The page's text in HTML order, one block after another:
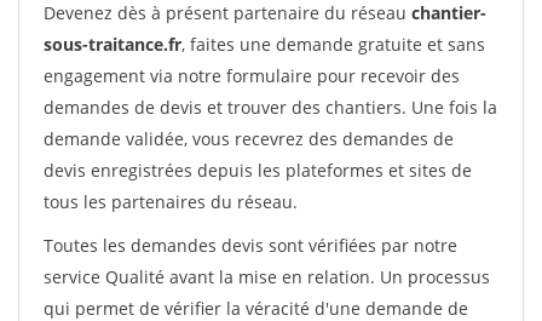
Devenez dès à présent partenaire du réseau chantier-
sous-traitance.fr, faites une demande gratuite et sans
engagement via notre formulaire pour recevoir des
demandes de devis et trouver des chantiers. Une fois la
demande validée, vous recevrez des demandes de
devis enregistrées depuis les plateformes et sites de
tous les partenaires du réseau.
Toutes les demandes devis sont vérifiées par notre
service Qualité avant la mise en relation. Un processus
qui permet de vérifier la véracité d'une demande de